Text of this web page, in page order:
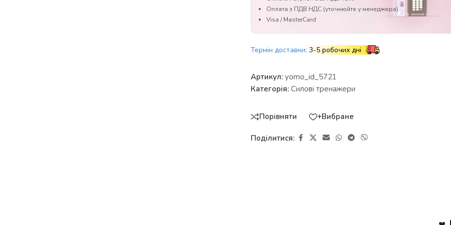
Оплата з ПДВ НДС (уточнюйте у менеджера)
Visa / MasterCard
Термін доставки: 3-5 робочих дні
Артикул: yomo_id_5721
Категорія: Силові тренажери
Порівняти +Вибране
Поділитися: